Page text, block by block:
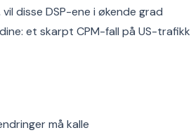
disse DSP-ene i økende grad
et skarpt CPM-fall på US-trafikk
må kalle